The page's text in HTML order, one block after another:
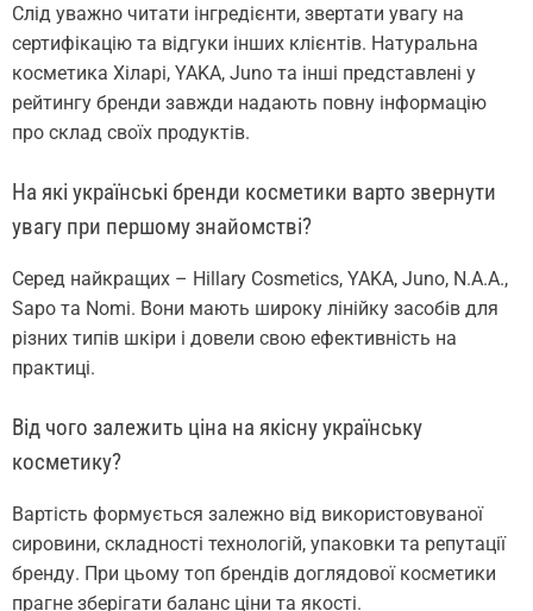
Слід уважно читати інгредієнти, звертати увагу на
сертифікацію та відгуки інших клієнтів. Натуральна
косметика Хіларі, YAKA, Juno та інші представлені у
рейтингу бренди завжди надають повну інформацію
про склад своїх продуктів.
На які українські бренди косметики варто звернути
увагу при першому знайомстві?
Серед найкращих – Hillary Cosmetics, YAKA, Juno, N.A.A.,
Sapo та Nomi. Вони мають широку лінійку засобів для
різних типів шкіри і довели свою ефективність на
практиці.
Від чого залежить ціна на якісну українську
косметику?
Вартість формується залежно від використовуваної
сировини, складності технологій, упаковки та репутації
бренду. При цьому топ брендів доглядової косметики
прагне зберігати баланс ціни та якості.